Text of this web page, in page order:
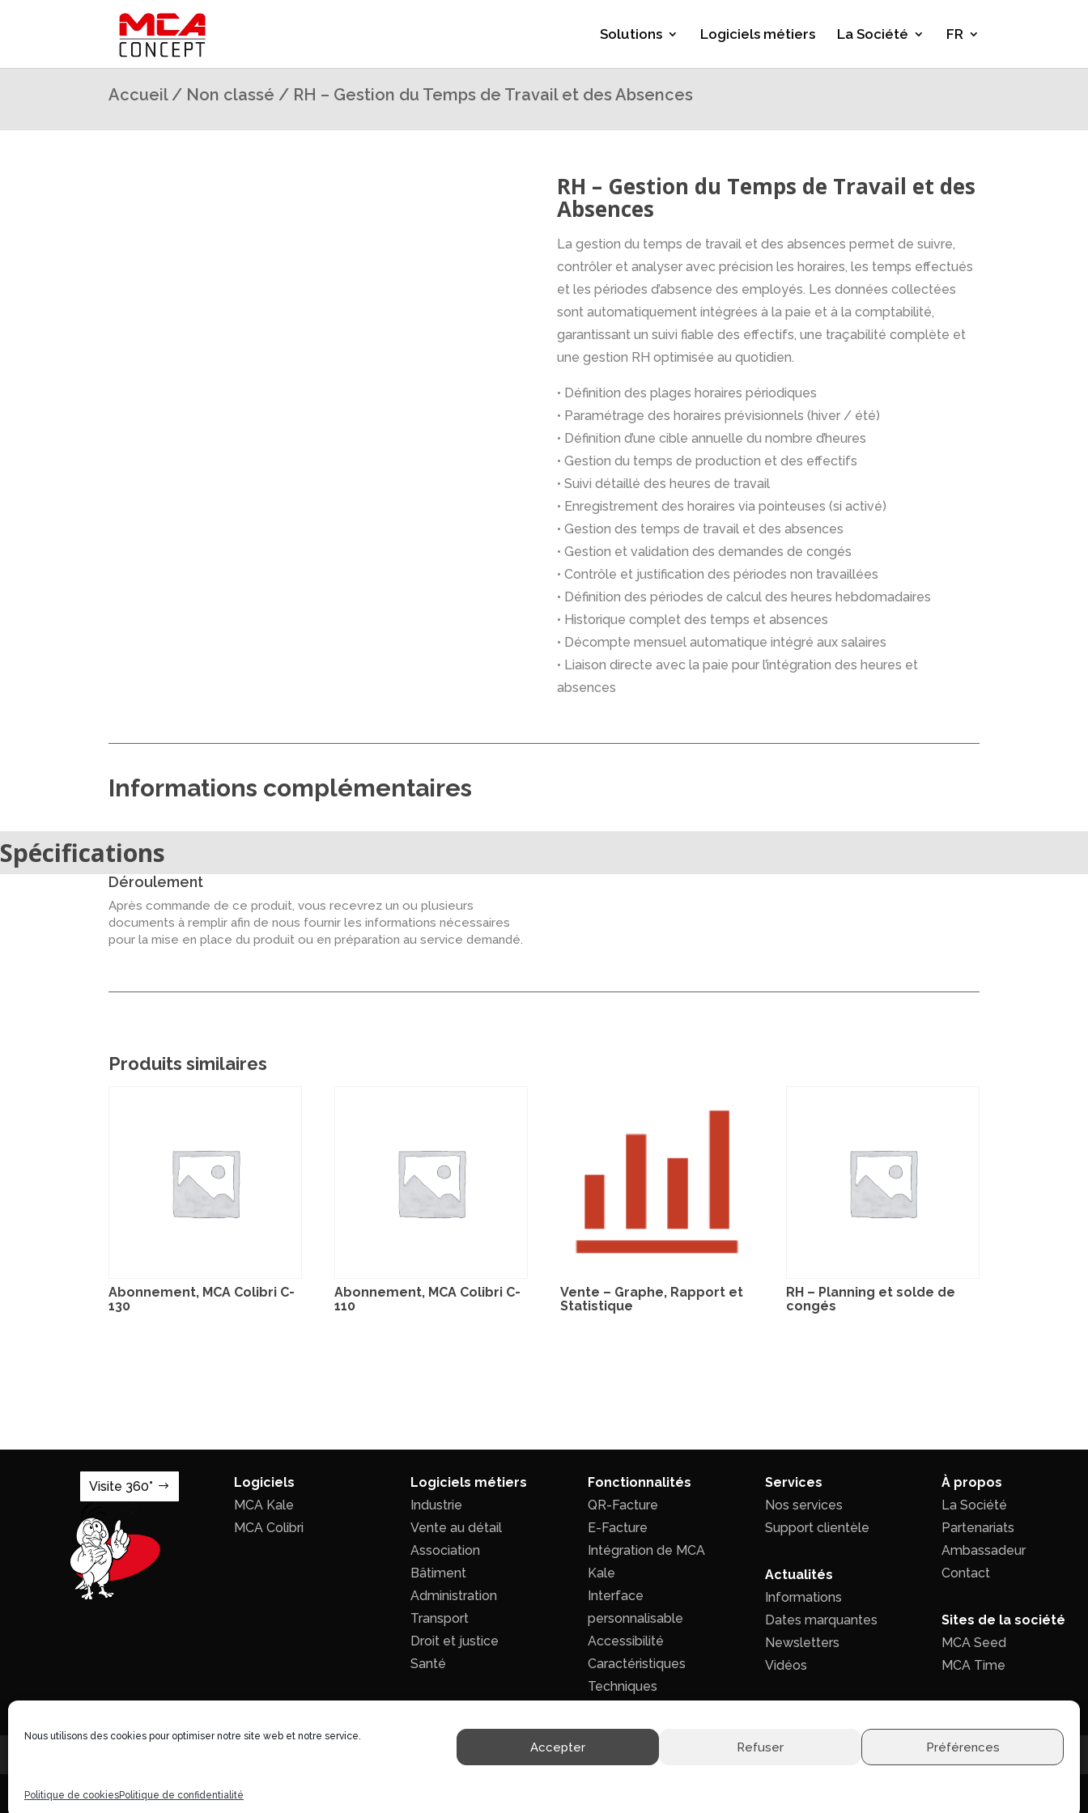
Nous utilisons des cookies pour optimiser notre site web et notre service.
Accepter Refuser Préférences
Politique de cookiesPolitique de confidentialité
Solutions Logiciels métiers La Société FR
Accueil/ Non classé / RH – Gestion du Temps de Travail et des Absences
RH – Gestion du Temps de Travail et des
Absences
La gestion du temps de travail et des absences permet de suivre,
contrôler et analyser avec précision les horaires, les temps effectués
et les périodes d’absence des employés. Les données collectées
sont automatiquement intégrées à la paie et à la comptabilité,
garantissant un suivi fiable des effectifs, une traçabilité complète et
une gestion RH optimisée au quotidien.
• Définition des plages horaires périodiques
• Paramétrage des horaires prévisionnels (hiver / été)
• Définition d’une cible annuelle du nombre d’heures
• Gestion du temps de production et des effectifs
• Suivi détaillé des heures de travail
• Enregistrement des horaires via pointeuses (si activé)
• Gestion des temps de travail et des absences
• Gestion et validation des demandes de congés
• Contrôle et justification des périodes non travaillées
• Définition des périodes de calcul des heures hebdomadaires
• Historique complet des temps et absences
• Décompte mensuel automatique intégré aux salaires
• Liaison directe avec la paie pour l’intégration des heures et
absences
Informations complémentaires
Spécifications
Déroulement
Après commande de ce produit, vous recevrez un ou plusieurs
documents à remplir afin de nous fournir les informations nécessaires
pour la mise en place du produit ou en préparation au service demandé.
Produits similaires
Abonnement, MCA Colibri C-
130
Abonnement, MCA Colibri C-
110
Vente – Graphe, Rapport et
Statistique
RH – Planning et solde de
congés
Visite 360°
Logiciels
MCA Kale
MCA Colibri
Logiciels métiers
Industrie
Vente au détail
Association
Bâtiment
Administration
Transport
Droit et justice
Santé
Fonctionnalités
QR-Facture
E-Facture
Intégration de MCA
Kale
Interface
personnalisable
Accessibilité
Caractéristiques
Techniques
Services
Nos services
Support clientèle
Actualités
Informations
Dates marquantes
Newsletters
Vidéos
À propos
La Société
Partenariats
Ambassadeur
Contact
Sites de la société
MCA Seed
MCA Time
Politique de confidentialité | Conditions générales de ventes
©1996 - 2026 MCA-concept - Tous droits réservés